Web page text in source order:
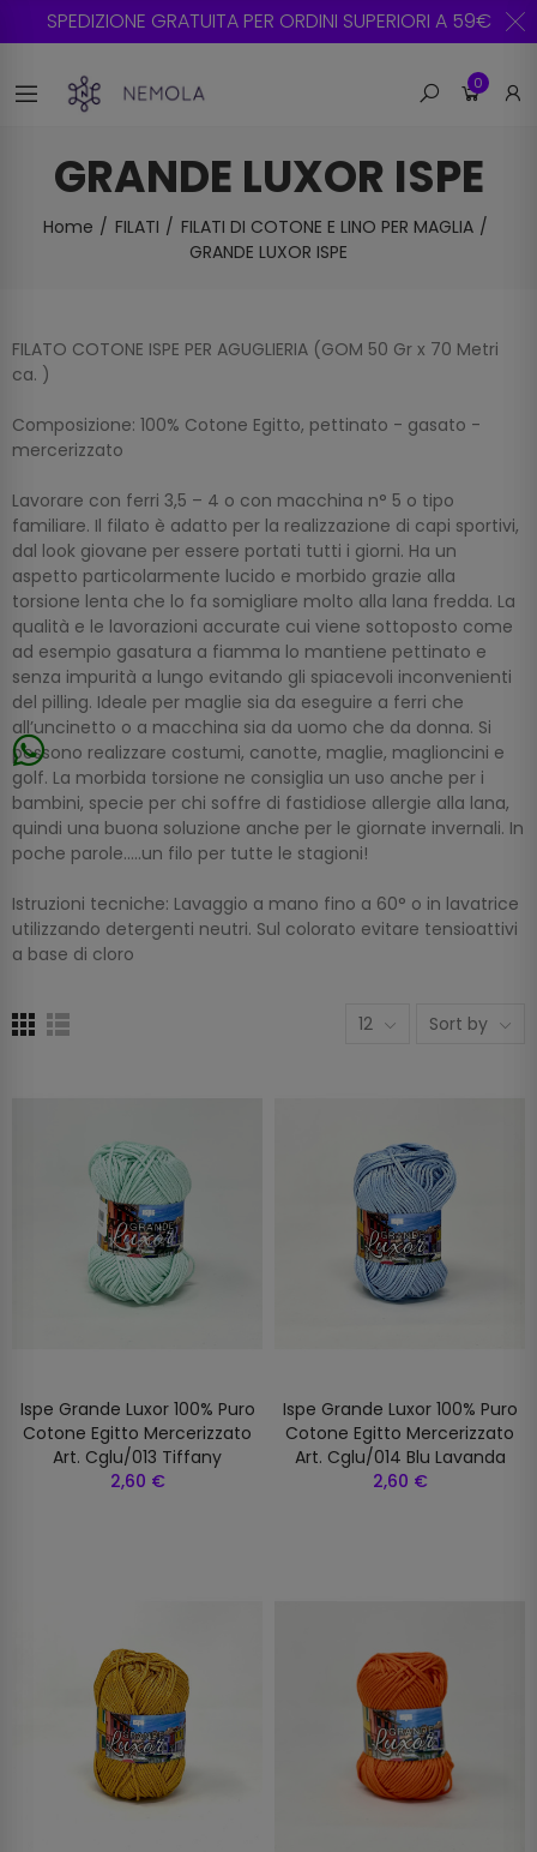
SPEDIZIONE GRATUITA PER ORDINI SUPERIORI A 59€
0
GRANDE LUXOR ISPE
Home FILATI
FILATI DI COTONE E LINO PER MAGLIA
GRANDE LUXOR ISPE
FILATO COTONE ISPE PER AGUGLIERIA (GOM 50 Gr x 70 Metri
ca. )
Composizione: 100% Cotone Egitto, pettinato - gasato -
mercerizzato
Lavorare con ferri 3,5 – 4 o con macchina n° 5 o tipo
familiare. Il filato è adatto per la realizzazione di capi sportivi,
dal look giovane per essere portati tutti i giorni. Ha un
aspetto particolarmente lucido e morbido grazie alla
torsione lenta che lo fa somigliare molto alla lana fredda. La
qualità e le lavorazioni accurate cui viene sottoposto come
ad esempio gasatura a fiamma lo mantiene pettinato e
senza impurità a lungo evitando gli spiacevoli inconvenienti
del pilling. Ideale per maglie sia da eseguire a ferri che
all’uncinetto o a macchina sia da uomo che da donna. Si
possono realizzare costumi, canotte, maglie, maglioncini e
golf. La morbida torsione ne consiglia un uso anche per i
bambini, specie per chi soffre di fastidiose allergie alla lana,
quindi una buona soluzione anche per le giornate invernali. In
poche parole…..un filo per tutte le stagioni!
Istruzioni tecniche: Lavaggio a mano fino a 60° o in lavatrice
utilizzando detergenti neutri. Sul colorato evitare tensioattivi
a base di cloro
12 Sort by
Ispe Grande Luxor 100% Puro
Cotone Egitto Mercerizzato
Art. Cglu/013 Tiffany
2,60 €
Ispe Grande Luxor 100% Puro
Cotone Egitto Mercerizzato
Art. Cglu/014 Blu Lavanda
2,60 €